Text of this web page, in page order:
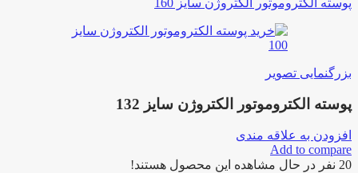
پوسته الکتروموتور الکتروژن سایز 160
بزرگنمایی تصویر
پوسته الکتروموتور الکتروژن سایز 132
افزودن به علاقه مندی
Add to compare
20 نفر در حال مشاهده این محصول هستند!